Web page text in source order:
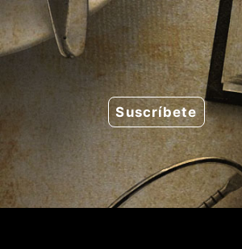
Saltar
al
contenido
Suscríbete